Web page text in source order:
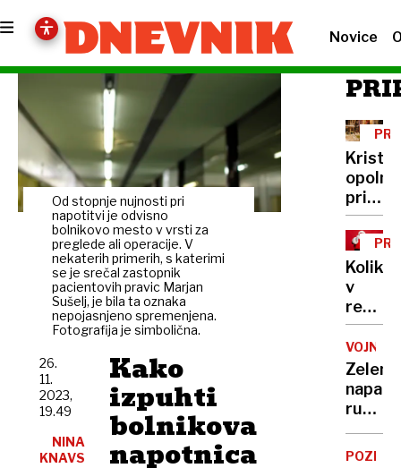
Novice
Od stopnje nujnosti pri
napotitvi je odvisno
bolnikovo mesto v vrsti za
preglede ali operacije. V
nekaterih primerih, s katerimi
se je srečal zastopnik
pacientovih pravic Marjan
Sušelj, je bila ta oznaka
nepojasnjeno spremenjena.
Fotografija je simbolična.
Kako
izpuhti
bolnikova
napotnica
26.
11.
2023,
19.49
NINA
KNAVS
božič;
v
večjih
mestih
maše
Koliko
v
resnici
veste
o
VOJNA
napad
ruskih
sil
na
POZIV